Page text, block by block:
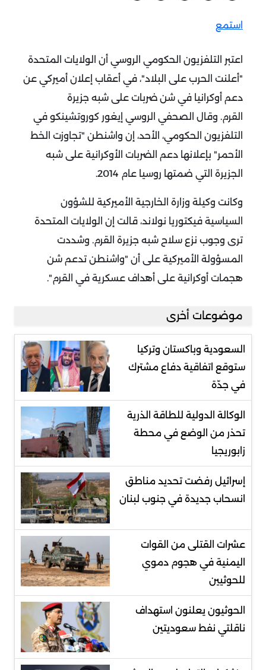
استمع
اعتبر التلفزيون الحكومي الروسي أن الولايات المتحدة
"أعلنت الحرب على البلاد"، في أعقاب إعلان أميركي عن
دعم أوكرانيا في شن ضربات على شبه جزيرة
القرم. وقال الصحفي الروسي إيغور كوروتشينكو في
التلفزيون الحكومي، الأحد، إن واشنطن "تجاوزت الخط
الأحمر" بإعلانها دعم الضربات الأوكرانية على شبه
الجزيرة التي ضمتها روسيا عام 2014.
وكانت وكيلة وزارة الخارجية الأميركية للشؤون
السياسية فيكتوريا نولاند، قالت إن الولايات المتحدة
ترى وجوب نزع سلاح شبه جزيرة القرم. وشددت
المسؤولة الأميركية على أن "واشنطن تدعم شن
هجمات أوكرانية على أهداف عسكرية في القرم".
موضوعات أخرى
السعودية وباكستان وتركيا
ستوقع اتفاقية دفاع مشترك
في جدّة
الوكالة الدولية للطاقة الذرية
تحذر من الوضع في محطة
زابوريجيا
إسرائيل رفضت تحديد مناطق
انسحاب جديدة في جنوب لبنان
عشرات القتلى من القوات
اليمنية في هجوم دموي
للحوثيين
الحوثيون يعلنون استهداف
ناقلتي نفط سعوديتين